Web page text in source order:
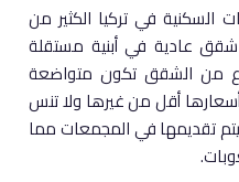
السكنية في تركيا الكثير من
شقق عادية في أبنية مستقلة
من الشقق تكون متواضعة
أقل من غيرها ولا تنس
يتم تقديمها في المجمعات مما